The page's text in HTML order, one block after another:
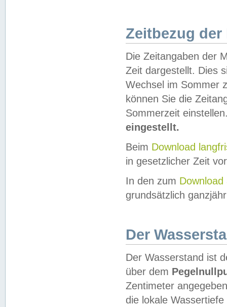
Zeitbezug der
Die Zeitangaben der
Zeit dargestellt. Dies
Wechsel im Sommer
können Sie die
Sommerzeit
eingestellt.
Beim Download
in gesetzlicher Zeit
In den zum Download
grundsätzlich
Der
Der Wasserstand ist
über dem
Zentimeter
die lokale